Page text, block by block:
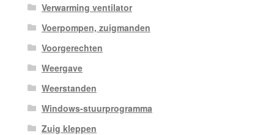
Verwarming ventilator
Voerpompen, zuigmanden
Voorgerechten
Weergave
Weerstanden
Windows-stuurprogramma
Zuig kleppen